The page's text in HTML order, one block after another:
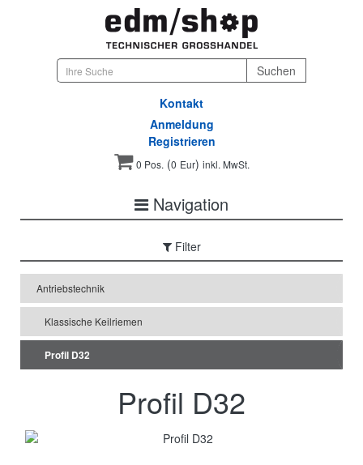
Kontakt
Anmeldung
Registrieren
0 Pos.(0 Eur) inkl. MwSt.
Navigation
Filter
Antriebstechnik
Klassische Keilriemen
Profil D32
Profil D32